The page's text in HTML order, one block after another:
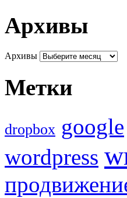
Архивы
Архивы
Метки
dropbox google
wordpress